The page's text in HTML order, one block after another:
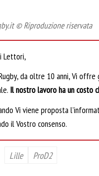
© Riproduzione riservata
Lettori,
da oltre 10 anni, Vi
Il nostro lavoro ha un costo
Vi viene proposta
il Vostro consenso.
Lille ProD2